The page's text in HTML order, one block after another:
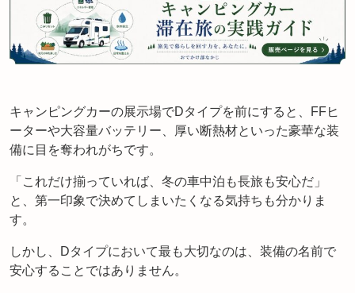
キャンピングカーの展示場でDタイプを前にすると、FFヒ
ーターや大容量バッテリー、厚い断熱材といった豪華な装
備に目を奪われがちです。
「これだけ揃っていれば、冬の車中泊も長旅も安心だ」
と、第一印象で決めてしまいたくなる気持ちも分かりま
す。
しかし、Dタイプにおいて最も大切なのは、装備の名前で
安心することではありません。